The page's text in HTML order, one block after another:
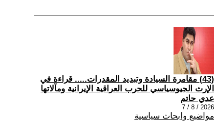
(43) مقامرة السيادة وتبديد المقدرات..... قراءة في
الإرث الجيوسياسي للحرب العراقية الإيرانية ومآلاتها
عدي حاتم
2026 / 8 / 7
مواضيع وابحاث سياسية